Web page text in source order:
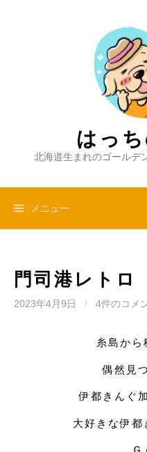
はっ
北海道生まれのゴールデ
メニュー
門司港レトロ
2023年4月9日 / 4件のコメ
糸島から
偶然見
伊都きんぐ
大好きな伊都
Ｇ